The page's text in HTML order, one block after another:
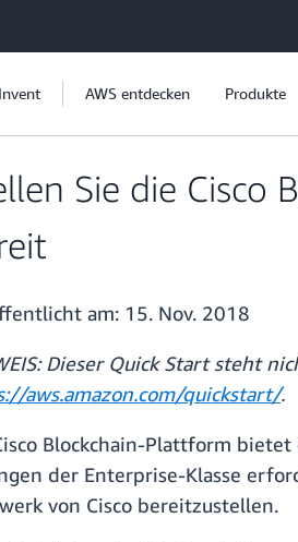
AWS entdecken Produkte
Sie die Cisco
am: 15. Nov. 2018
Dieser Quick Start steht
aws.amazon.com/quickstart/.
Blockchain-Plattform
der Enterprise-Klasse
von Cisco bereitzustellen.